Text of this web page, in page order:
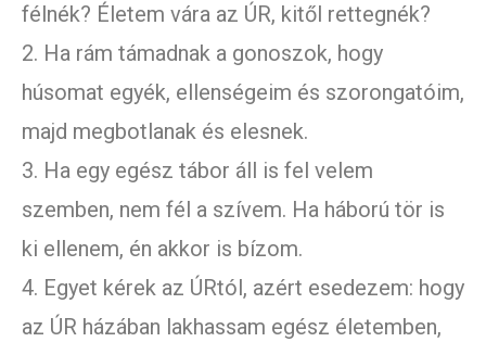
félnék? Életem vára az ÚR, kitől rettegnék?
2. Ha rám támadnak a gonoszok, hogy
húsomat egyék, ellenségeim és szorongatóim,
majd megbotlanak és elesnek.
3. Ha egy egész tábor áll is fel velem
szemben, nem fél a szívem. Ha háború tör is
ki ellenem, én akkor is bízom.
4. Egyet kérek az ÚRtól, azért esedezem: hogy
az ÚR házában lakhassam egész életemben,